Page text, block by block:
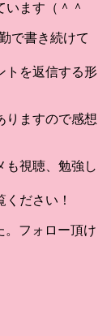
ます（＾＾
で書き続けて
トを返信する形
りますので感想
も視聴、勉強し
ださい！
。フォロー頂け